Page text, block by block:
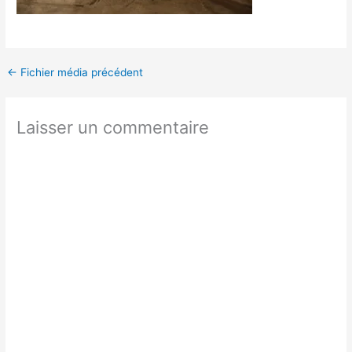
← Fichier média précédent
Laisser un commentaire